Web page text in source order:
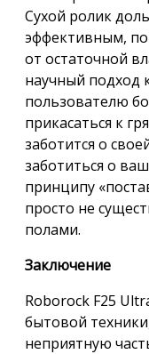
Сухой ролик
эффективным,
от остаточной
научный подход
пользователю
прикасаться к
заботится о
заботиться о
принципу
просто не
полами.
Заключение
Roborock F25
бытовой
неприятную